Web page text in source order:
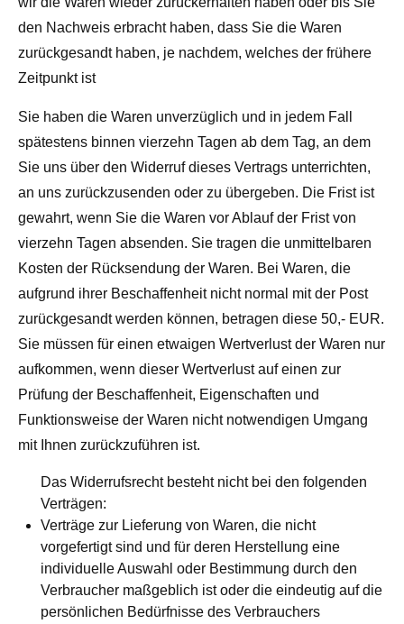
den Nachweis erbracht haben, dass Sie die Waren
zurückgesandt haben, je nachdem, welches der frühere
Zeitpunkt ist
Sie haben die Waren unverzüglich und in jedem Fall
spätestens binnen vierzehn Tagen ab dem Tag, an dem
Sie uns über den Widerruf dieses Vertrags unterrichten,
an uns zurückzusenden oder zu übergeben. Die Frist ist
gewahrt, wenn Sie die Waren vor Ablauf der Frist von
vierzehn Tagen absenden. Sie tragen die unmittelbaren
Kosten der Rücksendung der Waren. Bei Waren, die
aufgrund ihrer Beschaffenheit nicht normal mit der Post
zurückgesandt werden können, betragen diese 50,- EUR.
Sie müssen für einen etwaigen Wertverlust der Waren nur
aufkommen, wenn dieser Wertverlust auf einen zur
Prüfung der Beschaffenheit, Eigenschaften und
Funktionsweise der Waren nicht notwendigen Umgang
mit Ihnen zurückzuführen ist.
Das Widerrufsrecht besteht nicht bei den folgenden
Verträgen:
Verträge zur Lieferung von Waren, die nicht
vorgefertigt sind und für deren Herstellung eine
individuelle Auswahl oder Bestimmung durch den
Verbraucher maßgeblich ist oder die eindeutig auf die
persönlichen Bedürfnisse des Verbrauchers